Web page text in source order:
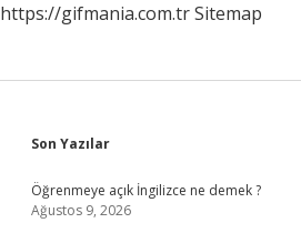
https://gifmania.com.trSitemap
Sidebar
Son Yazılar
Öğrenmeye açık İngilizce ne demek ?
Ağustos 9, 2026